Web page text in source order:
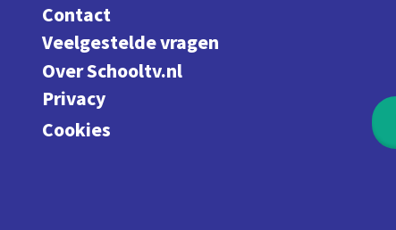
Contact
Veelgestelde vragen
Over Schooltv.nl
Privacy
Cookies